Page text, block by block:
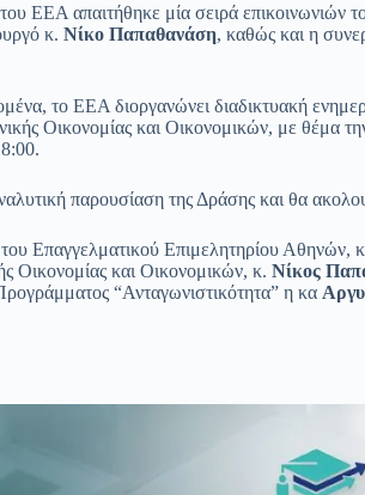
ΕΕΑ απαιτήθηκε μία σειρά επικοινωνιών
κ. Νίκο Παπαθανάση, καθώς και η
το ΕΕΑ διοργανώνει διαδικτυακή
Οικονομίας και Οικονομικών, με θέμα
παρουσίαση της Δράσης και θα
Επαγγελματικού Επιμελητηρίου Αθηνών,
Οικονομίας και Οικονομικών, κ. Νίκος
“Ανταγωνιστικότητα” η κα